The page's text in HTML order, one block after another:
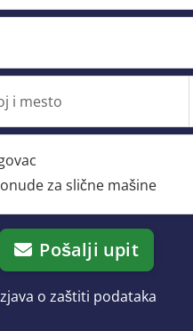
i mesto
za slične mašine
Pošalji upit
o zaštiti podataka